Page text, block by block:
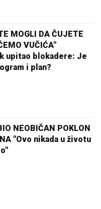
MOGLI DA ČUJETE
VUČIĆA"
upitao blokadere: Je
i plan?
NEOBIČAN POKLON
"Ovo nikada u životu